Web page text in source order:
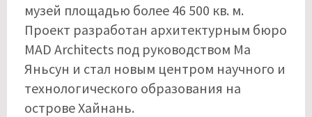
музей площадью более 46 500 кв. м.
Проект разработан архитектурным бюро
MAD Architects под руководством Ма
Яньсун и стал новым центром научного и
технологического образования на
острове Хайнань.